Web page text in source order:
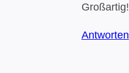
Großartig!
Antworten